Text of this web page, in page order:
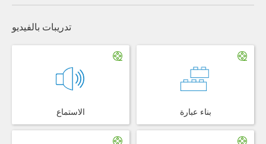
تدريبات بالفيديو
الاستماع بناء عبارة